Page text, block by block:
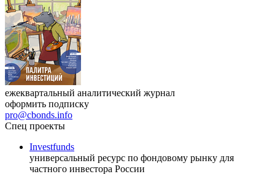
ЖурналCbonds Review
ежеквартальный аналитический журнал
оформить подписку
pro@cbonds.info
Спец проекты